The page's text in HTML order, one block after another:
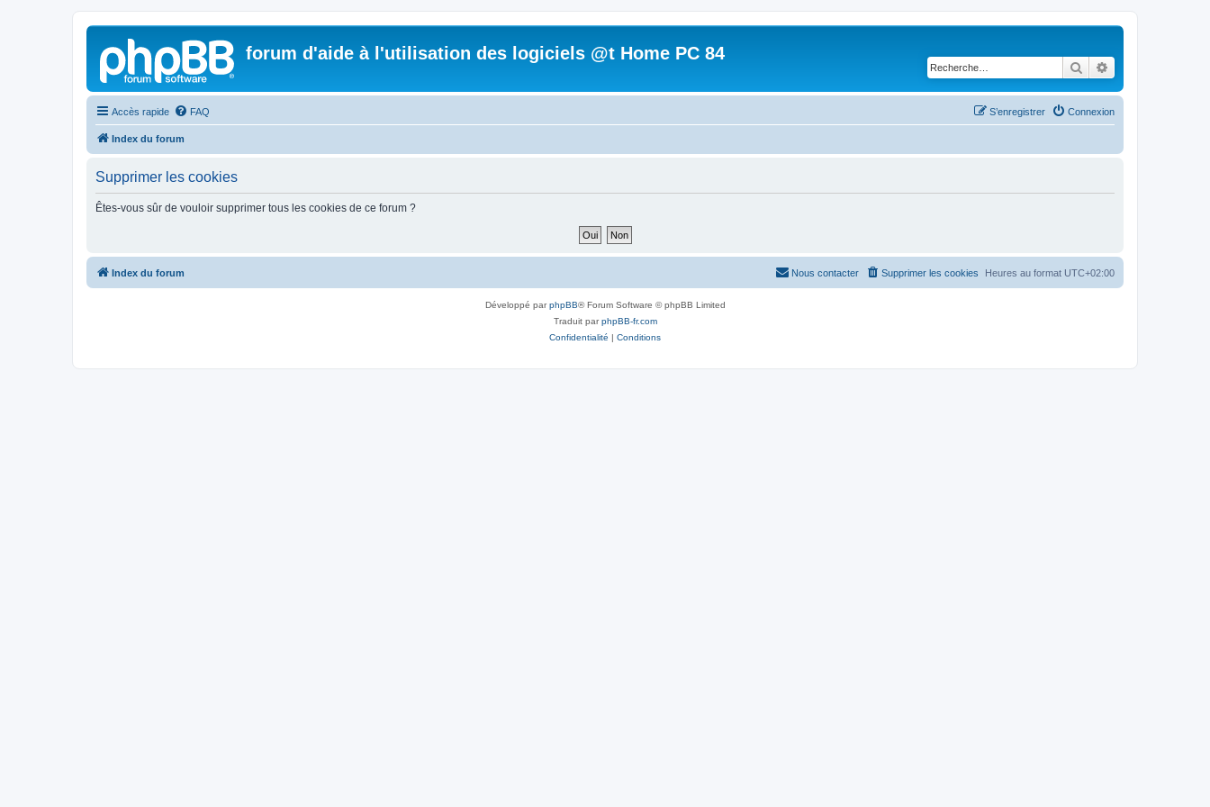
forum d'aide à l'utilisation des logiciels @t Home PC 84
Rechercher
Accès rapide FAQ Connexion
S’enregistrer
Index du forum
Supprimer les cookies
Êtes-vous sûr de vouloir supprimer tous les cookies de ce forum ?
Index du forum Heures au format UTC+02:00
Supprimer les cookies
Nous contacter
Développé parphpBB® Forum Software © phpBB Limited
Traduit parphpBB-fr.com
Confidentialité | Conditions